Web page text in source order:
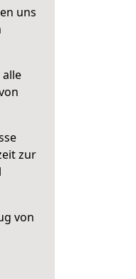
uns
zur
von